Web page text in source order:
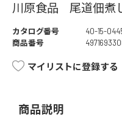
川原食品 尾道佃煮
カタログ番号
40-15-
商品番号
マイリストに登録する
商品説明